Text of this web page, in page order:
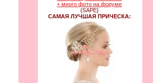
+ много фото на форуме
{SAPE}
САМАЯ ЛУЧШАЯ ПРИЧЕСКА: